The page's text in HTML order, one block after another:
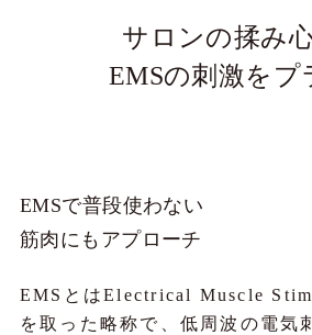
サロンの揉み
EMSの刺激をプ
EMSで普段使わない
筋肉にもアプローチ
EMSとはElectrical Muscle
を取った略称で、低周波の電気